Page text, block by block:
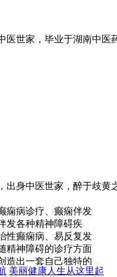
医世家，毕业于湖南中医
出身中医世家，醉于歧
痫病诊疗、癫痫伴发
发各种精神障碍疾
性癫痫病、易反复发
精神障碍的诊疗方面
造出一套自己独特的
美丽健康人生从这里起